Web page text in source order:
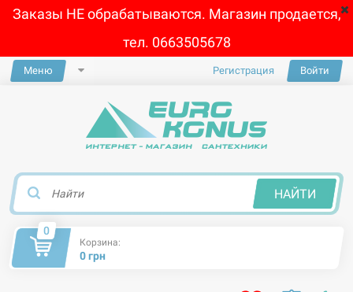
Заказы НЕ обрабатываются. Магазин продается,
тел. 0663505678
Меню Регистрация Войти
НАЙТИ
0
Корзина:
0 грн